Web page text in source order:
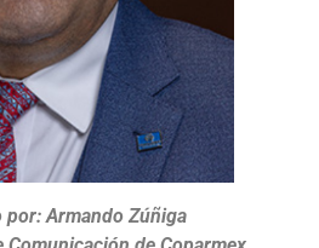
por: Armando Zúñiga